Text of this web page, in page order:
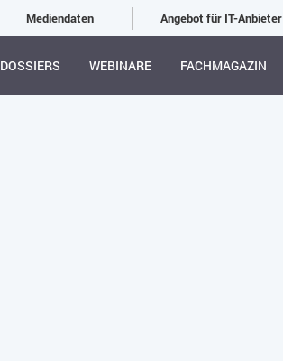
Mediendaten Angebot für IT-Anbieter
DOSSIERS WEBINARE FACHMAGAZIN